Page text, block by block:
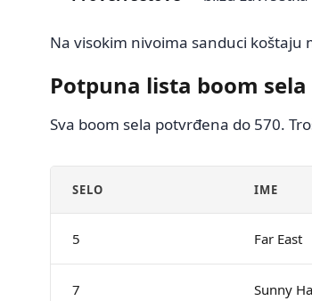
Na visokim nivoima sanduci
Potpuna lista boom sela
Sva boom sela potvrđena do 570.
SELO IME
5 Far East
7 Sunny